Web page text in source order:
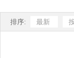
排序: 最新